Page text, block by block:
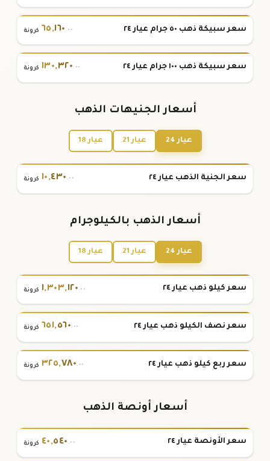
سعر سبيكة ذهب ٥٠ جرام عيار ٢٤ ٦٥,١٦٠ .٠٠ كرونة
سعر سبيكة ذهب ١٠٠ جرام عيار ٢٤ ١٣٠,٣٢٠.٠٠ كرونة
أسعار الجنيهات الذهب
عيار 24 عيار 21 عيار 18
سعر الجنية الذهب عيار ٢٤ ١٠,٤٣٠ .٠٠ كرونة
أسعار الذهب بالكيلوجرام
عيار 24 عيار 21 عيار 18
سعر كيلو ذهب عيار ٢٤ ١,٣٠٣,١٢٠.٠٠ كرونة
سعر نصف الكيلو ذهب عيار ٢٤ ٦٥١,٥٦٠.٠٠ كرونة
سعر ربع كيلو ذهب عيار ٢٤ ٣٢٥,٧٨٠.٠٠ كرونة
أسعار أونصة الذهب
سعر الأونصة عيار ٢٤ ٤٠,٥٤٠ .٠٠ كرونة